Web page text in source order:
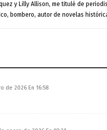
y Lilly Allison, me titulé de
bombero, autor de novelas
de 2026 En 16:58